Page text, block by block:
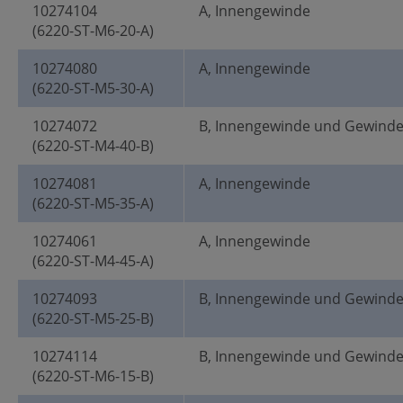
10274104
(6220-ST-M6-20-A)
A, Innengewinde
10274080
(6220-ST-M5-30-A)
A, Innengewinde
10274072
(6220-ST-M4-40-B)
B, Innengewinde und
10274081
(6220-ST-M5-35-A)
A, Innengewinde
10274061
(6220-ST-M4-45-A)
A, Innengewinde
10274093
(6220-ST-M5-25-B)
B, Innengewinde und
10274114
(6220-ST-M6-15-B)
B, Innengewinde und